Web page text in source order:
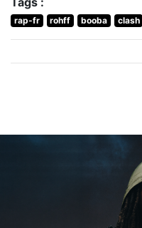
rap-fr rohff booba clash